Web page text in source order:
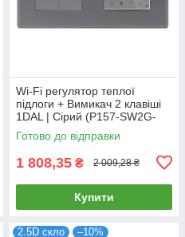
Wi-Fi регулятор теплої
підлоги + Вимикач 2 клавіші
1DAL | Сірий (P157-SW2G-
TR.WF.GR)
Готово до відправки
1 808,35 ₴ 2 009,28 ₴
Купити
2.5D скло –10%